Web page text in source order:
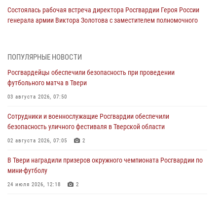
Состоялась рабочая встреча директора Росгвардии Героя России
генерала армии Виктора Золотова с заместителем полномочного
31 июля 2026, 05:42 4
Росгвардейцы в Твери приняли участие в молебне, посвященном
Дню Крещения Руси
28 июля 2026, 11:30
Сотрудники вневедомственной охраны совершили 250 выездов и
пресекли 20 правонарушений за неделю в Тверской области
27 июля 2026, 08:29
В Твери наградили призеров окружного чемпионата Росгвардии по
мини-футболу
24 июля 2026, 12:18 2
ПОПУЛЯРНЫЕ НОВОСТИ
Росгвардейцы обеспечили безопасность при проведении
футбольного матча в Твери
03 августа 2026, 07:50
Сотрудники и военнослужащие Росгвардии обеспечили
безопасность уличного фестиваля в Тверской области
02 августа 2026, 07:05 2
В Твери наградили призеров окружного чемпионата Росгвардии по
мини-футболу
24 июля 2026, 12:18 2